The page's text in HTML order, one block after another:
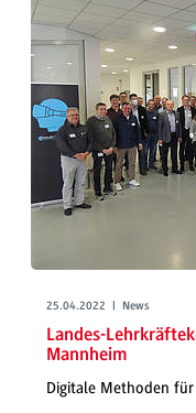
25.04.2022 | News
Landes-
Mannheim
Digitale Methoden